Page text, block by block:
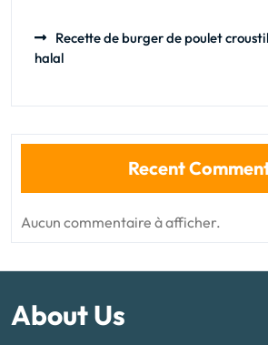
Recette de burger de poulet
halal
Recent
Aucun commentaire à afficher.
About Us